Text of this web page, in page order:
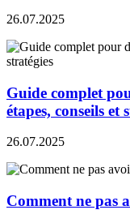
26.07.2025
Guide complet
étapes, conseils et
26.07.2025
Comment ne pas